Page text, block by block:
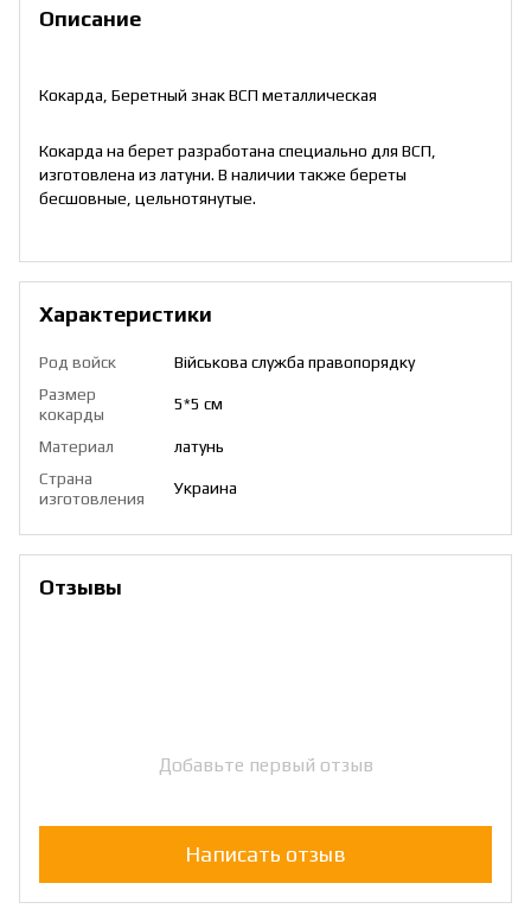
Описание
Кокарда, Беретный знак ВСП металлическая
Кокарда на берет разработана специально для ВСП,
изготовлена из латуни. В наличии также береты
бесшовные, цельнотянутые.
Характеристики
Род войск
Військова служба правопорядку
Размер
кокарды
5*5 см
Материал
латунь
Страна
изготовления
Украина
Отзывы
Добавьте первый отзыв
Написать отзыв